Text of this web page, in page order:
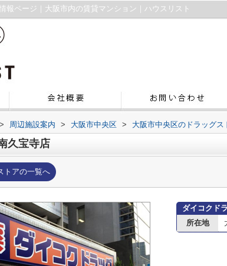
報ページ｜大阪市内の賃貸マンション｜ハウスリスト
> 周辺施設案内 > 大阪市中央区 > 大阪市中央区のドラッグス
久宝寺店
トアの一覧へ
ダイコクド
所在地